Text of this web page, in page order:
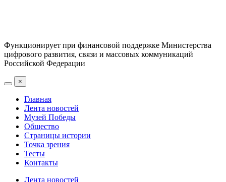
Функционирует при финансовой поддержке Министерства
цифрового развития, связи и массовых коммуникаций
Российской Федерации
×
Главная
Лента новостей
Музей Победы
Общество
Страницы истории
Точка зрения
Тесты
Контакты
Лента новостей